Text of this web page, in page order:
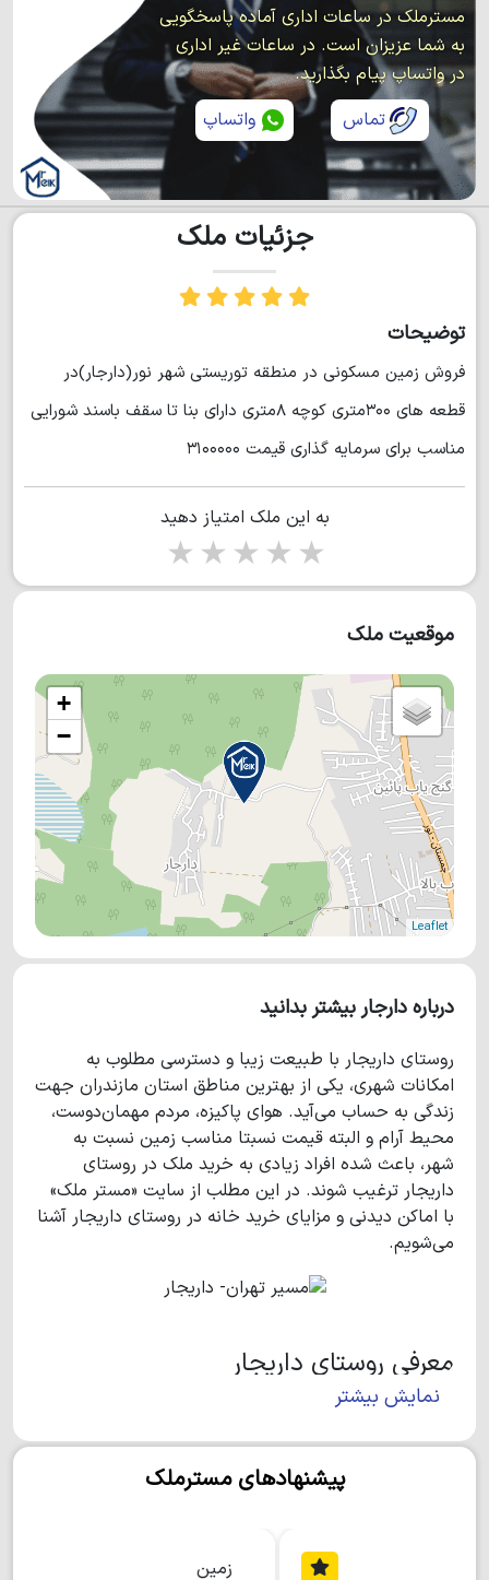
مسترملک در ساعات اداری آماده پاسخگویی
به شما عزیزان است. در ساعات غیر اداری
در واتساپ پیام بگذارید.
تماس
واتساپ
جزئیات ملک
توضیحات
فروش زمین مسکونی در منطقه توریستی شهر نور(دارجار)در
قطعه های ۳۰۰متری کوچه ۸متری دارای بنا تا سقف باسند شورایی
مناسب برای سرمایه گذاری قیمت ۳۱۰۰۰۰۰
به این ملک امتیاز دهید
5 stars
4 stars
3 stars
2 stars
موقعیت ملک
+
−
Leaflet
درباره دارجار بیشتر بدانید
روستای داریجار با طبیعت زیبا و دسترسی مطلوب به
امکانات شهری، یکی از بهترین مناطق استان مازندران جهت
زندگی به حساب می‌آید. هوای پاکیزه، مردم مهمان‌دوست،
محیط آرام و البته قیمت نسبتا مناسب زمین نسبت به
شهر، باعث شده افراد زیادی به خرید ملک در روستای
داریجار ترغیب شوند. در این مطلب از سایت «مستر ملک»
با اماکن دیدنی و مزایای خرید خانه در روستای داریجار آشنا
می‌شویم.
معرفی روستای داریجار
است که سه طرف آن با پوشش جنگلی احاطه شده و ورود
به آن از طریق روستای گنج یاب صورت می‌گیرد. در آخرین
محسوب می‌شود. وجود چندین شهرک برند از جمله شهرک
نمایش بیشتر
پیشنهادهای مسترملک